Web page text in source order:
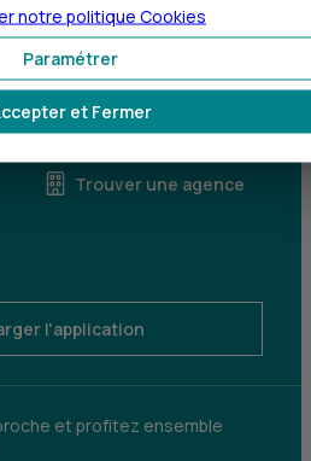
Trouver une agence
l'application
et profitez ensemble
et Fermer
Paramétrer
notre politique Cookies